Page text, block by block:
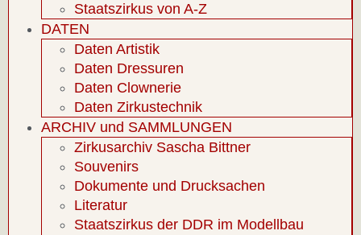
Staatszirkus von A-Z
DATEN
Daten Artistik
Daten Dressuren
Daten Clownerie
Daten Zirkustechnik
ARCHIV und SAMMLUNGEN
Zirkusarchiv Sascha Bittner
Souvenirs
Dokumente und Drucksachen
Literatur
Staatszirkus der DDR im Modellbau